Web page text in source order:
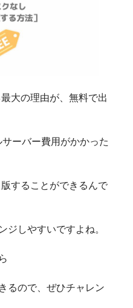
大の理由が、無料で出
ーバー費用がかかった
することができるんで
ジしやすいですよね。
るので、ぜひチャレン